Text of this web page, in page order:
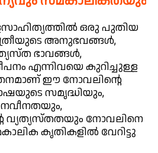
ഒരു പുതിയ
അനുഭവങ്ങൾ,
ഭാവങ്ങൾ,
എന്നിവയെ കുറിച്ചുള്ള
ഈ നോവലിന്റെ
സമൃദ്ധിയും,
വ്യത്യസ്തതയും നോവലിനെ
കൃതികളിൽ വേറിട്ടു